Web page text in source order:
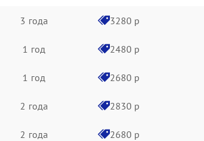
3 года 3280 р
1 год 2480 р
1 год 2680 р
2 года 2830 р
2 года 2680 р